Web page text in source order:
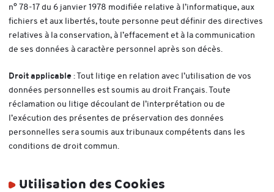
n° 78-17 du 6 janvier 1978 modifiée relative à l’informatique, aux
fichiers et aux libertés, toute personne peut définir des directives
relatives à la conservation, à l’effacement et à la communication
de ses données à caractère personnel après son décès.
Droit applicable : Tout litige en relation avec l’utilisation de vos
données personnelles est soumis au droit Français. Toute
réclamation ou litige découlant de l’interprétation ou de
l’exécution des présentes de préservation des données
personnelles sera soumis aux tribunaux compétents dans les
conditions de droit commun.
Utilisation des Cookies